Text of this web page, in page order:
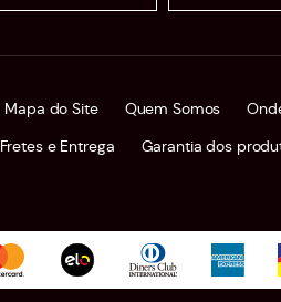
Mapa do Site Quem Somos
Fretes e Entrega Garantia dos